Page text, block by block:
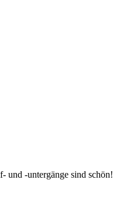
und -untergänge sind schön!